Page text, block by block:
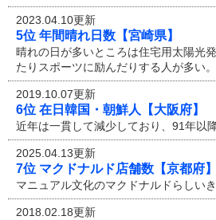
2023.04.10更新
5位 年間晴れ日数【宮崎県】
晴れの日が多いところは住宅用太陽光
たりスポーツに励んだりする人が多い。
2019.10.07更新
6位 在日韓国・朝鮮人【大阪府】
近年は一貫して減少しており、91年以
2025.04.13更新
7位 マクドナルド店舗数【京都府】
マニュアル文化のマクドナルドらしい
2018.02.18更新